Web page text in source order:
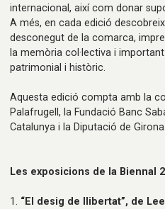
internacional, així com donar
A més, en cada edició
desconegut de la comarca,
la memòria col·lectiva i
patrimonial i històric.
Aquesta edició compta amb la
Palafrugell, la Fundació Banc
Catalunya i la Diputació de Girona.
Les exposicions de la Biennal
1. “El desig de llibertat”, de